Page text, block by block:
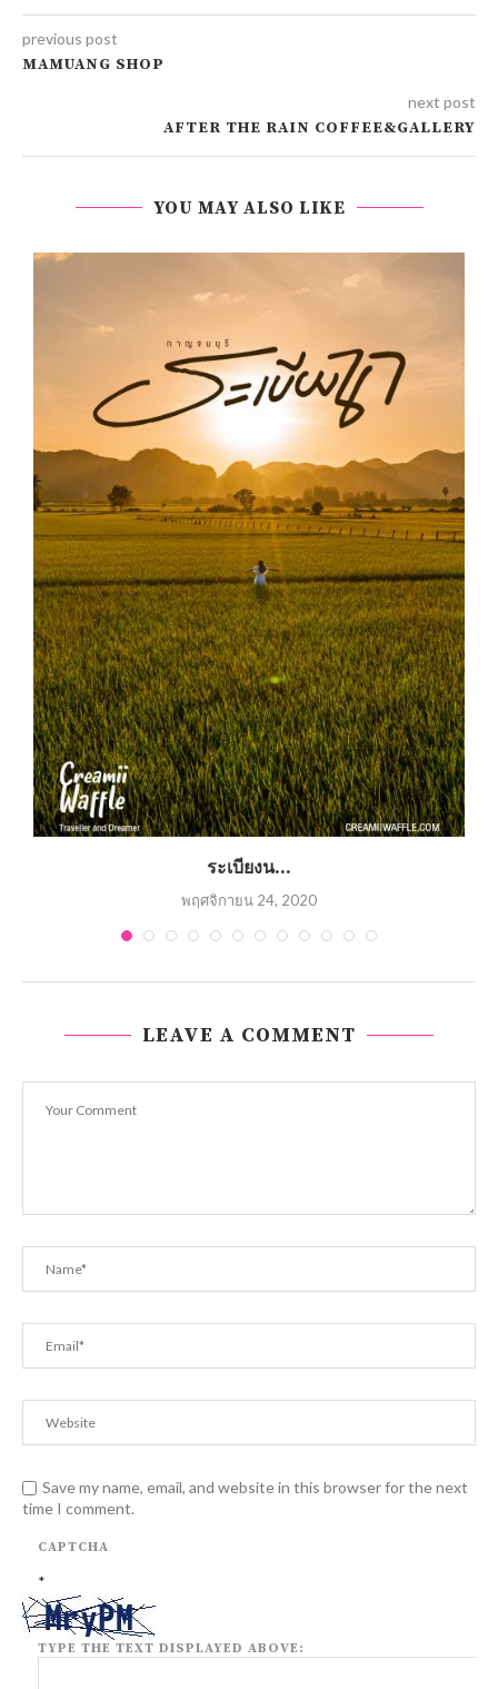
previous post
MAMUANG SHOP
next post
AFTER THE RAIN COFFEE&GALLERY
YOU MAY ALSO LIKE
ระเบียงน...
พฤศจิกายน 24, 2020
LEAVE A COMMENT
Save my name, email, and website in this browser for the next
time I comment.
CAPTCHA
*
TYPE THE TEXT DISPLAYED ABOVE: